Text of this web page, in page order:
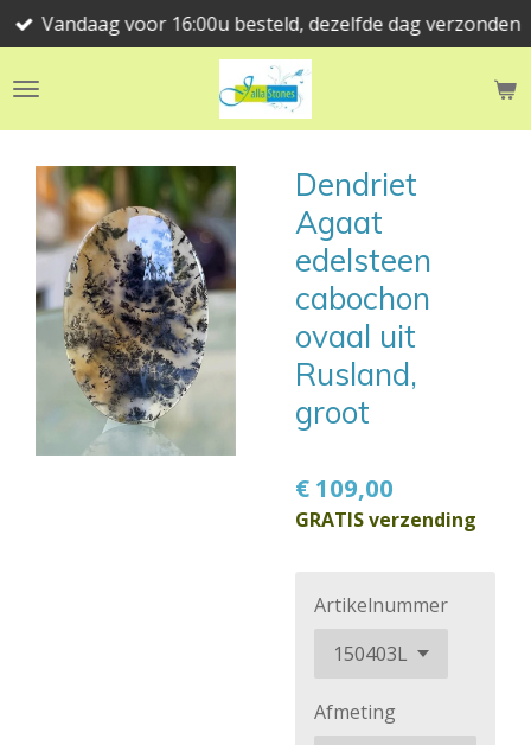
Ga
direct
naar
Vandaag voor 16:00u besteld, dezelfde dag verzonden
Dendriet
Agaat
edelsteen
cabochon
ovaal uit
Rusland,
groot
€ 109,00
GRATIS verzending
Artikelnummer
Afmeting